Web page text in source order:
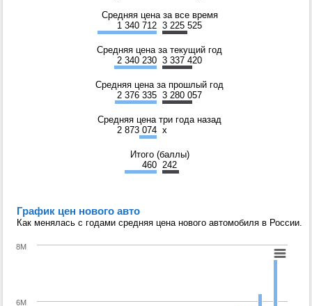
Средняя цена за все время
1 340 712 3 225 525
Средняя цена за текущий год
2 340 230 3 337 420
Средняя цена за прошлый год
2 376 335 3 280 057
Средняя цена три года назад
2 873 074 x
Итого (баллы)
460 242
График цен нового авто
Как менялась с годами средняя цена нового автомобиля в России.
6M
8M